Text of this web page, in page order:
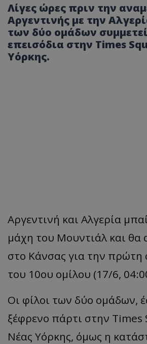
Λίγες ώρες πριν την
Αργεντινής με την
των δύο ομάδων
επεισόδια στην Times
Υόρκης.
Αργεντινή και Αλγερία
μάχη του Μουντιάλ και θα
στο Κάνσας για την πρώτη
του 10ου ομίλου (17/6,
Οι φίλοι των δύο ομάδων,
ξέφρενο πάρτι στην Times
Νέας Υόρκης, όμως η